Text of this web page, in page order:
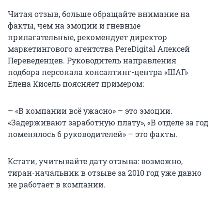
Читая отзыв, больше обращайте внимание на
факты, чем на эмоции и гневные
прилагательные, рекомендует директор
маркетингового агентства PereDigital Алексей
Переведенцев. Руководитель направления
подбора персонала консалтинг-центра «ШАГ»
Елена Кисель поясняет примером:
– «В компании всё ужасно» – это эмоции.
«Задерживают заработную плату», «В отделе за год
поменялось 6 руководителей» – это факты.
Кстати, учитывайте дату отзыва: возможно,
тиран-начальник в отзыве за 2010 год уже давно
не работает в компании.